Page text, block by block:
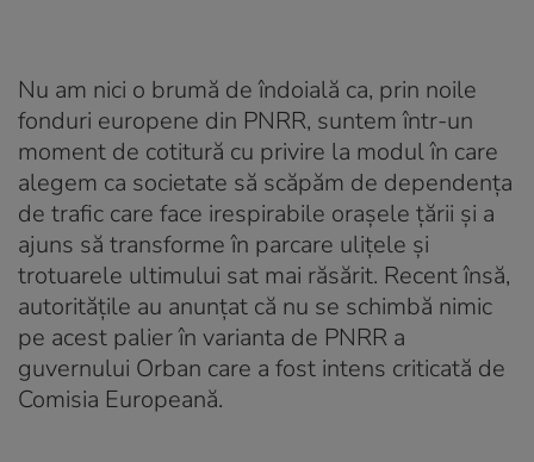
Nu am nici o brumă de îndoială ca, prin noile
fonduri europene din PNRR, suntem într-un
moment de cotitură cu privire la modul în care
alegem ca societate să scăpăm de dependența
de trafic care face irespirabile orașele țării și a
ajuns să transforme în parcare ulițele și
trotuarele ultimului sat mai răsărit. Recent însă,
autoritățile au anunțat că nu se schimbă nimic
pe acest palier în varianta de PNRR a
guvernului Orban care a fost intens criticată de
Comisia Europeană.